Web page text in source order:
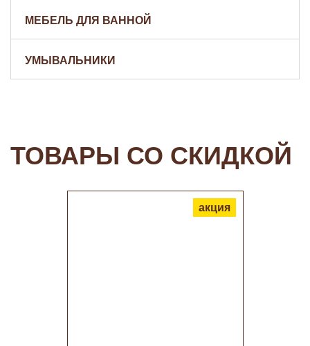
МЕБЕЛЬ ДЛЯ ВАННОЙ
УМЫВАЛЬНИКИ
ТОВАРЫ СО СКИДКОЙ
акция